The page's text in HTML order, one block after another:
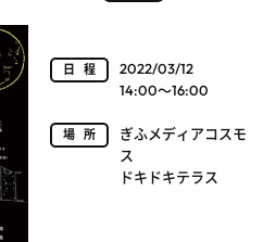
日程
2022/03/12
14:00～16:00
場所
ぎふメディアコスモ
ス
ドキドキテラス